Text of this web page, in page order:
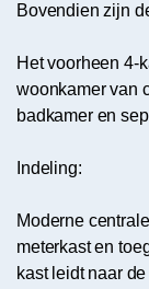
Bovendien zijn
Het voorheen 4-
woonkamer van
badkamer en
Indeling:
Moderne
meterkast en
kast leidt naar